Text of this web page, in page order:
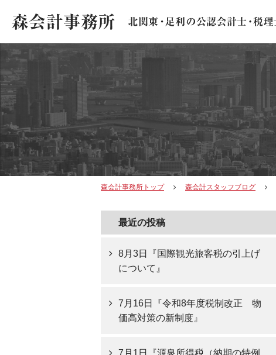
森会計事務所トップ 森会計スタッフブログ
最近の投稿
8月3日『国際観光旅客税の引上げ
について』
7月16日『令和8年度税制改正 物
価高対策の新制度』
7月1日『源泉所得税（納期の特例